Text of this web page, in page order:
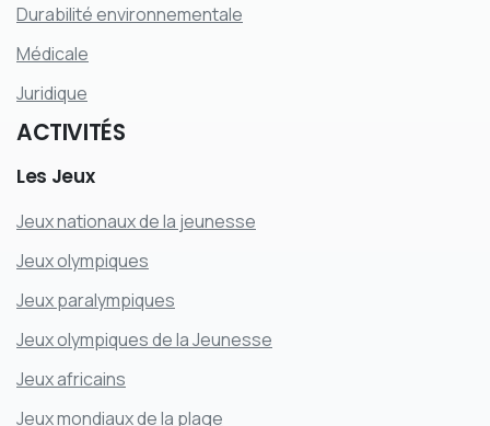
Durabilité environnementale
Médicale
Juridique
ACTIVITÉS
Les Jeux
Jeux nationaux de la jeunesse
Jeux olympiques
Jeux paralympiques
Jeux olympiques de la Jeunesse
Jeux africains
Jeux mondiaux de la plage